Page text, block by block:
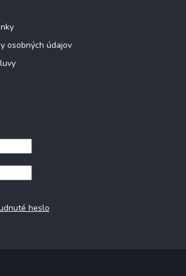
osobných údajov
heslo